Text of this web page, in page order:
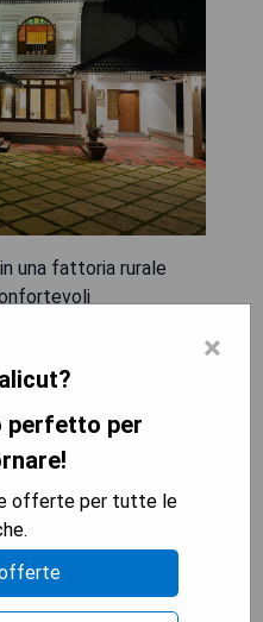
una fattoria rurale
di varietà nelle
principale
PREZZI
×
perfetto per
offerte per tutte le